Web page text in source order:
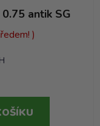
antik SG
)